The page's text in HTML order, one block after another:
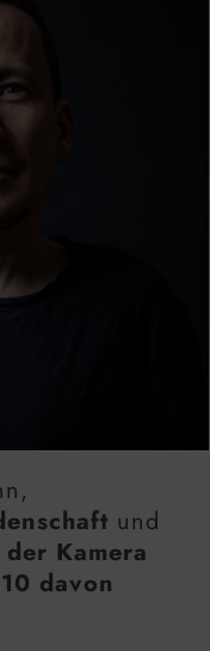
und
Kamera
davon